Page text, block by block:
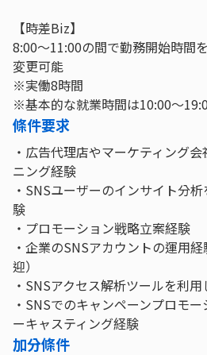
【時差Biz】
8:00～11:00の間で勤務開始時間
変更可能
※実働8時間
※基本的な就業時間は10:00～
條件要求
・広告代理店やマーケティング
ニング経験
・SNSユーザーのインサイト分
験
・プロモーション戦略立案経験
・企業のSNSアカウントの運用
迎）
・SNSアクセス解析ツールを利
・SNSでのキャンペーンプロモ
ーキャスティング経験
加分條件